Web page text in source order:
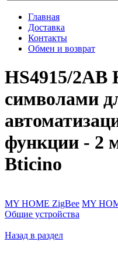
Главная
Доставка
Контакты
Обмен и возврат
HS4915/
символами
функции - 2
Bticino
MY HOME ZigBee MY
Общие устройства
Назад в раздел